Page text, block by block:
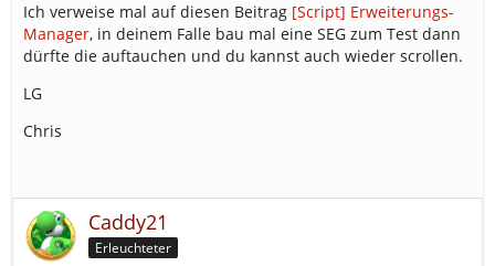
Ich verweise mal auf diesen Beitrag [Script] Erweiterungs-
Manager, in deinem Falle bau mal eine SEG zum Test dann
dürfte die auftauchen und du kannst auch wieder scrollen.
LG
Chris
Caddy21
Erleuchteter